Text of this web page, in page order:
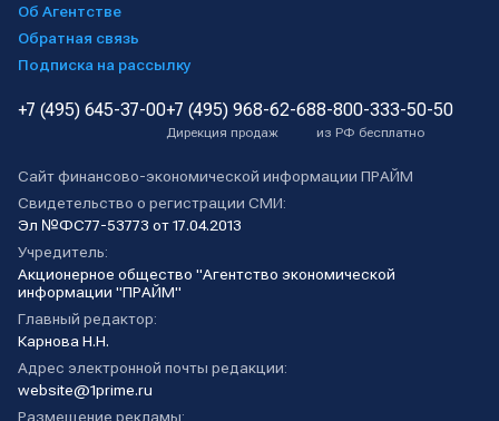
Об Агентстве
Обратная связь
Подписка на рассылку
+7 (495) 645-37-00+7 (495) 968-62-68
Дирекция продаж
8-800-333-50-50
из РФ бесплатно
Сайт финансово-экономической информации ПРАЙМ
Свидетельство о регистрации СМИ:
Эл №ФС77-53773 от 17.04.2013
Учредитель:
Акционерное общество "Агентство экономической
информации "ПРАЙМ"
Главный редактор:
Карнова Н.Н.
Адрес электронной почты редакции:
website@1prime.ru
Размещение рекламы: